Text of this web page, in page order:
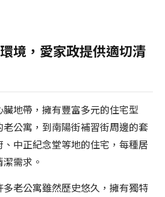
境，愛家政提供適切清
地帶，擁有豐富多元的住宅型
公寓，到南陽街補習街周邊的套
中正紀念堂等地的住宅，每種居
需求。
多老公寓雖然歷史悠久，擁有獨特